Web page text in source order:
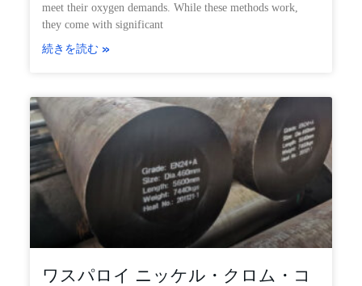
meet their oxygen demands. While these methods work,
they come with significant
続きを読む »
ワスパロイ ニッケル・クロム・コ